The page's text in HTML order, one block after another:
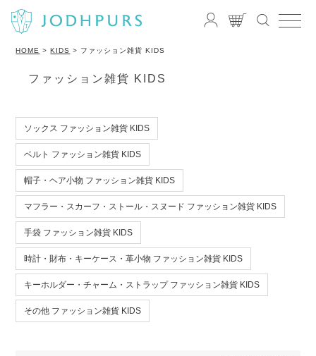
HOME KIDS ファッション雑貨 KIDS
ファッション雑貨 KIDS
ソックス ファッション雑貨 KIDS
ベルト ファッション雑貨 KIDS
帽子・ヘア小物 ファッション雑貨 KIDS
マフラー・スカーフ・ストール・スヌード ファッション雑貨 KIDS
手袋 ファッション雑貨 KIDS
時計・財布・キーケース・革小物 ファッション雑貨 KIDS
キーホルダー・チャーム・ストラップ ファッション雑貨 KIDS
その他 ファッション雑貨 KIDS